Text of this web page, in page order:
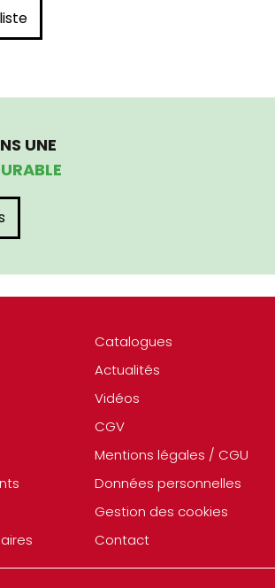
Catalogues
Actualités
Vidéos
CGV
Mentions légales / CGU
Données personnelles
Gestion des cookies
Contact
UNE